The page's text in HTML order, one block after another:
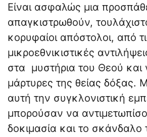
Είναι ασφαλώς μια
απαγκιστρωθούν,
κορυφαίοι απόστολοι, από
μικροεθνικιστικές
στα μυστήρια του Θεού και
μάρτυρες της θείας δόξας.
αυτή την συγκλονιστική
μπορούσαν να
δοκιμασία και το σκάνδαλο